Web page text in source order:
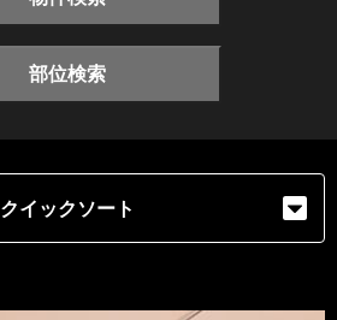
部位検索
クイックソート